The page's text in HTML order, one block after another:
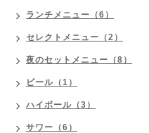
ランチメニュー（6）
セレクトメニュー（2）
夜のセットメニュー（8）
ビール（1）
ハイボール（3）
サワー（6）